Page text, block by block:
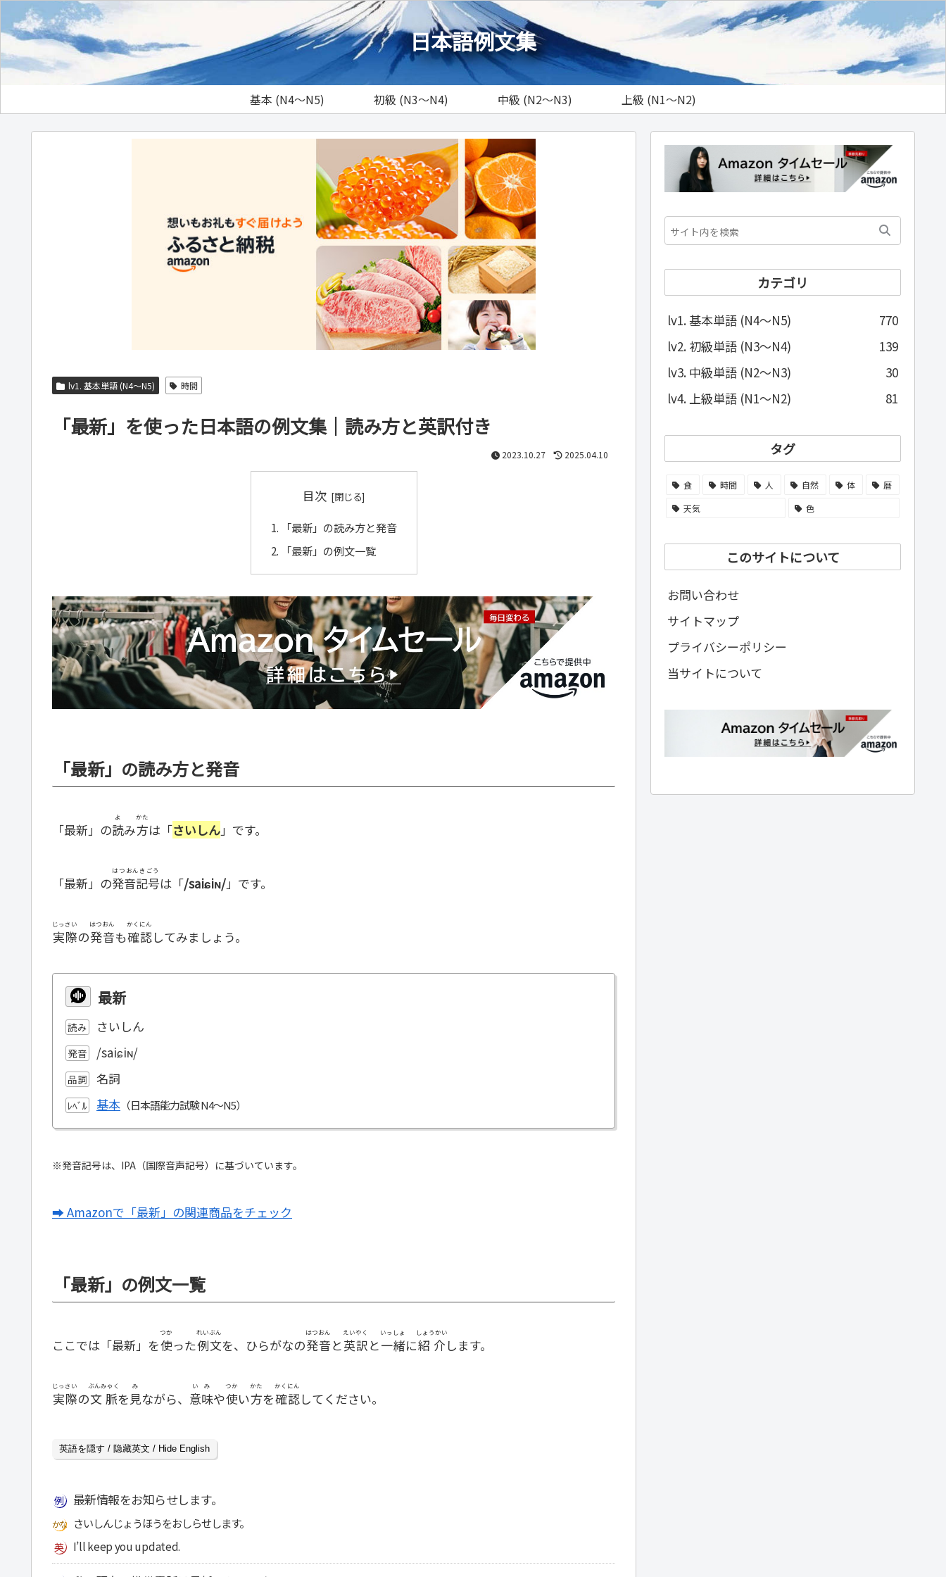
日本語例文集
基本 (N4～N5) 初級 (N3～N4) 中級 (N2～N3) 上級 (N1～N2)
lv1. 基本単語 (N4～N5) 時間
「最新」を使った日本語の例文集｜読み方と英訳付き
2023.10.27 2025.04.10
目次
「最新」の読み方と発音
「最新」の例文一覧
「最新」の読み方と発音
「最新」の読
よ
み方
かた
は「さいしん」です。
「最新」の発音記号
はつおんきごう
は「/saiɕiɴ/」です。
実際
じっさい
の発音
はつおん
も確認
かくにん
してみましょう。
最新
読み さいしん
発音 /saiɕiɴ/
品詞 名詞
ﾚﾍﾞﾙ 基本
※発音記号は、IPA（国際音声記号）に基づいています。
➡ Amazonで「最新」の関連商品をチェック
「最新」の例文一覧
ここでは「最新」を使
つか
った例文
れいぶん
を、ひらがなの発音
はつおん
と英訳
えいやく
と一緒
いっしょ
に紹介
しょうかい
します。
実際
じっさい
の文脈
ぶんみゃく
を 見
み
ながら、 意味
いみ
や使
つか
い方
かた
を確認
かくにん
してください。
英語を隠す / 隐藏英文 / Hide English
最新情報をお知らせします。
さいしんじょうほうをおしらせします。
I’ll keep you updated.
カテゴリ
lv1. 基本単語 (N4～N5)
770
lv2. 初級単語 (N3～N4)
139
lv3. 中級単語 (N2～N3)
30
lv4. 上級単語 (N1～N2)
81
タグ
食 時間 人 自然 体
暦
天気
色
このサイトについて
お問い合わせ
サイトマップ
プライバシーポリシー
当サイトについて